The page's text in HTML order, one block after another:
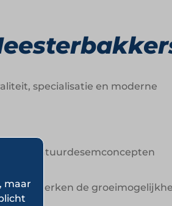
specialisatie en moderne
en natuurdesemconcepten
versterken de
maar